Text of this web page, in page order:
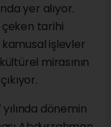
yer alıyor.
çeken tarihi
işlevler
mirasının
dönemin